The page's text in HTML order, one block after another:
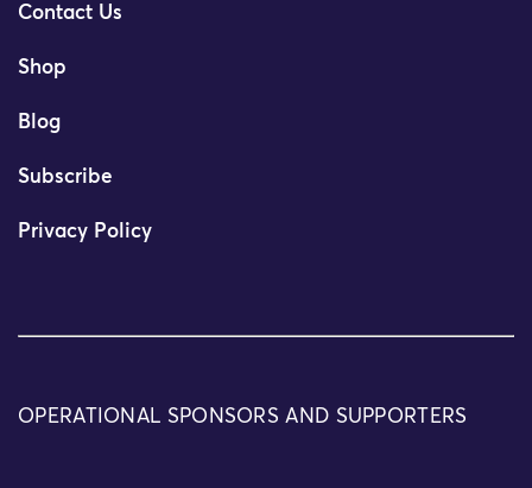
Contact Us
Shop
Blog
Subscribe
Privacy Policy
OPERATIONAL SPONSORS AND SUPPORTERS